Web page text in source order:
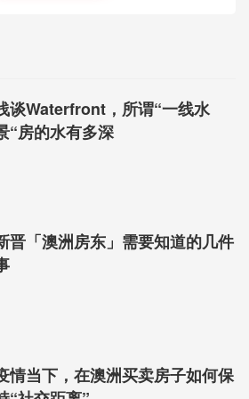
谈Waterfront，所谓“一线水
“房的水有多深
晋「澳洲房东」需要知道的几件
情当下，在澳洲买卖房子如何保